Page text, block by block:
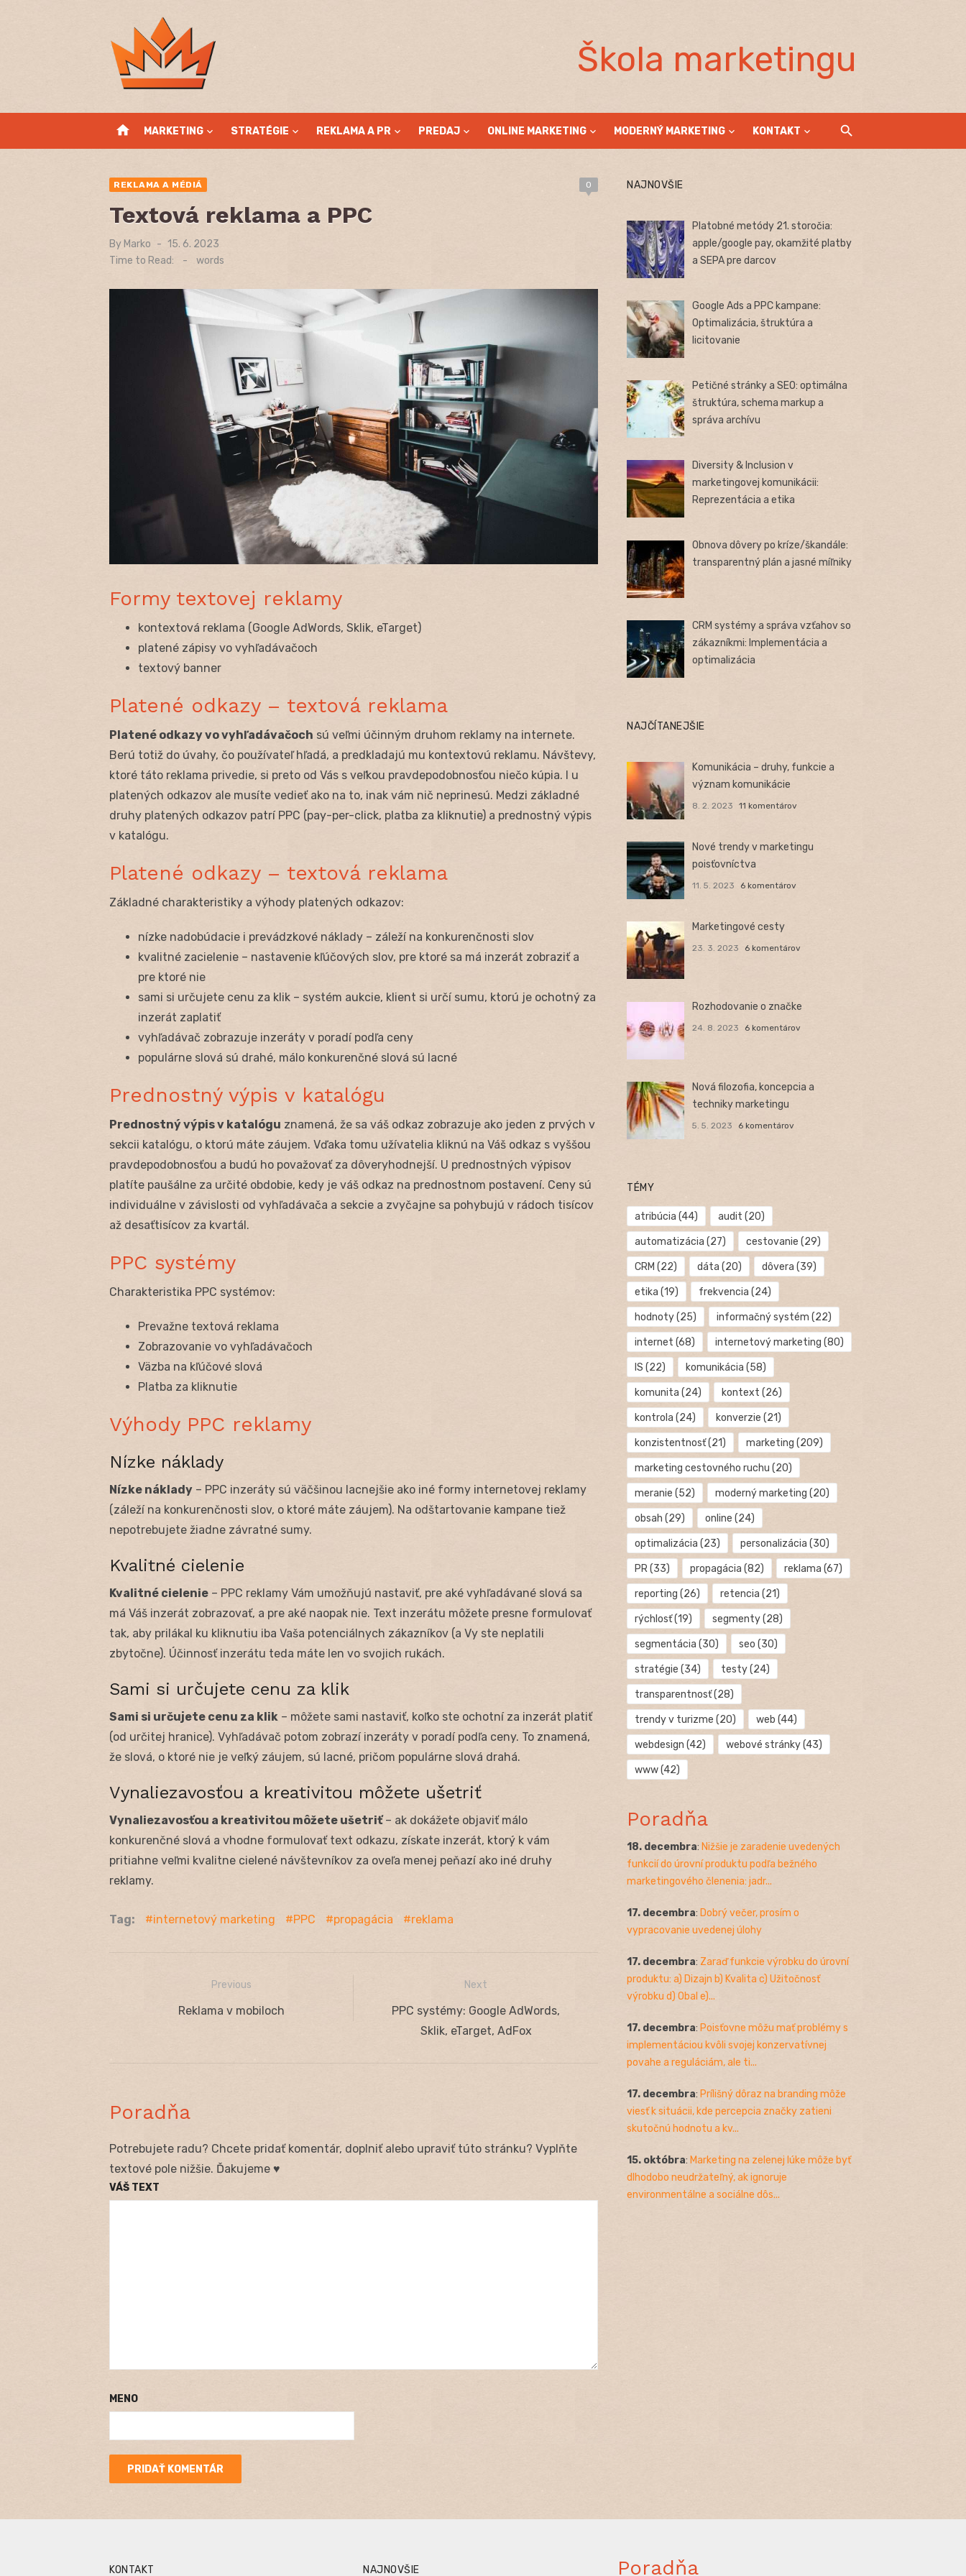
Škola marketingu
home MARKETING STRATÉGIE REKLAMA A PR PREDAJ ONLINE MARKETING MODERNÝ MARKETING KONTAKT
REKLAMA A MÉDIÁ 0
Textová reklama a PPC
By Marko
Posted
on
15. 6. 2023
Time to Read:
- words
Formy textovej reklamy
kontextová reklama (Google AdWords, Sklik, eTarget)
platené zápisy vo vyhľadávačoch
textový banner
Platené odkazy – textová reklama
Platené odkazy vo vyhľadávačoch sú veľmi účinným druhom reklamy na internete.
Berú totiž do úvahy, čo používateľ hľadá, a predkladajú mu kontextovú reklamu. Návštevy,
ktoré táto reklama privedie, si preto od Vás s veľkou pravdepodobnosťou niečo kúpia. I u
platených odkazov ale musíte vedieť ako na to, inak vám nič neprinesú. Medzi základné
druhy platených odkazov patrí PPC (pay-per-click, platba za kliknutie) a prednostný výpis
v katalógu.
Platené odkazy – textová reklama
Základné charakteristiky a výhody platených odkazov:
nízke nadobúdacie i prevádzkové náklady – záleží na konkurenčnosti slov
kvalitné zacielenie – nastavenie kľúčových slov, pre ktoré sa má inzerát zobraziť a
pre ktoré nie
sami si určujete cenu za klik – systém aukcie, klient si určí sumu, ktorú je ochotný za
inzerát zaplatiť
vyhľadávač zobrazuje inzeráty v poradí podľa ceny
populárne slová sú drahé, málo konkurenčné slová sú lacné
Prednostný výpis v katalógu
Prednostný výpis v katalógu znamená, že sa váš odkaz zobrazuje ako jeden z prvých v
sekcii katalógu, o ktorú máte záujem. Vďaka tomu užívatelia kliknú na Váš odkaz s vyššou
pravdepodobnosťou a budú ho považovať za dôveryhodnejší. U prednostných výpisov
platíte paušálne za určité obdobie, kedy je váš odkaz na prednostnom postavení. Ceny sú
individuálne v závislosti od vyhľadávača a sekcie a zvyčajne sa pohybujú v rádoch tisícov
až desaťtisícov za kvartál.
PPC systémy
Charakteristika PPC systémov:
Prevažne textová reklama
Zobrazovanie vo vyhľadávačoch
Väzba na kľúčové slová
Platba za kliknutie
Výhody PPC reklamy
Nízke náklady
Nízke náklady – PPC inzeráty sú väčšinou lacnejšie ako iné formy internetovej reklamy
(záleží na konkurenčnosti slov, o ktoré máte záujem). Na odštartovanie kampane tiež
nepotrebujete žiadne závratné sumy.
Kvalitné cielenie
Kvalitné cielenie – PPC reklamy Vám umožňujú nastaviť, pre aké vyhľadávané slová sa
má Váš inzerát zobrazovať, a pre aké naopak nie. Text inzerátu môžete presne formulovať
tak, aby prilákal ku kliknutiu iba Vaša potenciálnych zákazníkov (a Vy ste neplatili
zbytočne). Účinnosť inzerátu teda máte len vo svojich rukách.
Sami si určujete cenu za klik
Sami si určujete cenu za klik – môžete sami nastaviť, koľko ste ochotní za inzerát platiť
(od určitej hranice). Vyhľadávač potom zobrazí inzeráty v poradí podľa ceny. To znamená,
že slová, o ktoré nie je veľký záujem, sú lacné, pričom populárne slová drahá.
Vynaliezavosťou a kreativitou môžete ušetriť
Vynaliezavosťou a kreativitou môžete ušetriť– ak dokážete objaviť málo
konkurenčné slová a vhodne formulovať text odkazu, získate inzerát, ktorý k vám
pritiahne veľmi kvalitne cielené návštevníkov za oveľa menej peňazí ako iné druhy
reklamy.
Tag: internetový marketing PPC propagácia reklama
Navigácia
Previous
Previous
Reklama v mobiloch
Next
Next
PPC systémy: Google AdWords,
Sklik, eTarget, AdFox
Poradňa
Potrebujete radu? Chcete pridať komentár, doplniť alebo upraviť túto stránku? Vyplňte
textové pole nižšie. Ďakujeme ♥
VÁŠ TEXT
MENO
NAJNOVŠIE
Platobné metódy 21. storočia:
apple/google pay, okamžité platby
a SEPA pre darcov
Google Ads a PPC kampane:
Optimalizácia, štruktúra a
licitovanie
Petičné stránky a SEO: optimálna
štruktúra, schema markup a
správa archívu
Diversity & Inclusion v
marketingovej komunikácii:
Reprezentácia a etika
Obnova dôvery po kríze/škandále:
transparentný plán a jasné míľniky
CRM systémy a správa vzťahov so
zákazníkmi: Implementácia a
optimalizácia
NAJČÍTANEJŠIE
Komunikácia – druhy, funkcie a
význam komunikácie
8. 2. 2023 11 komentárov
Nové trendy v marketingu
poisťovníctva
11. 5. 2023 6 komentárov
Marketingové cesty
23. 3. 2023 6 komentárov
Rozhodovanie o značke
24. 8. 2023 6 komentárov
Nová filozofia, koncepcia a
techniky marketingu
5. 5. 2023 6 komentárov
TÉMY
atribúcia (44) audit (20)
automatizácia (27) cestovanie (29)
CRM (22) dáta (20) dôvera (39)
etika (19) frekvencia (24)
hodnoty(25) informačný systém (22)
internet (68) internetový marketing (80)
IS (22) komunikácia (58)
komunita (24) kontext (26)
kontrola (24) konverzie (21)
konzistentnosť(21) marketing (209)
marketing cestovného ruchu (20)
meranie (52) moderný marketing (20)
obsah (29) online (24)
optimalizácia (23) personalizácia (30)
PR(33) propagácia (82) reklama (67)
reporting (26) retencia (21)
rýchlosť(19) segmenty(28)
segmentácia (30) seo (30)
stratégie (34) testy(24)
transparentnosť(28)
trendy v turizme (20) web (44)
webdesign (42) webové stránky(43)
www(42)
Poradňa
18. decembra: Nižšie je zaradenie uvedených
funkcií do úrovní produktu podľa bežného
marketingového členenia: jadr...
17. decembra: Dobrý večer, prosím o
vypracovanie uvedenej úlohy
17. decembra: Zaraď funkcie výrobku do úrovní
produktu: a) Dizajn b) Kvalita c) Užitočnosť
výrobku d) Obal e)...
17. decembra: Poisťovne môžu mať problémy s
implementáciou kvôli svojej konzervatívnej
povahe a reguláciám, ale ti...
17. decembra: Prílišný dôraz na branding môže
viesť k situácii, kde percepcia značky zatieni
skutočnú hodnotu a kv...
15. októbra: Marketing na zelenej lúke môže byť
dlhodobo neudržateľný, ak ignoruje
environmentálne a sociálne dôs...
KONTAKT NAJNOVŠIE Poradňa